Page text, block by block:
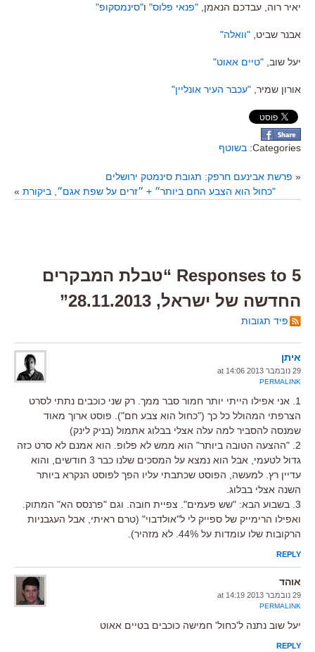
יאיר רוה, עבדכם הנאמן, "פנאי פלוס" ו"סינמסקופ"
אבנר שביט, "וואלה"
יעל שוב, "טיים אאוט"
אורון שמיר, "עכבר העיר אונליין"
Categories: בשוטף
« פרשת אבינעם חרפק: תגובת סינמטק ירושלים
"כחול הוא הצבע החם ביותר״ + ״זרים על שפת אגם״, ביקורת »
5 Responses to “טבלת המבקרים
החדשה של ישראל, 28.11.2013”
פיד תגובות
איתן
29 נובמבר 2013 at 14:06
PERMALINK
1. אני אפילו הייתי יותר חמור סבר ממך. רק שני כוכבים נתתי לסרט
הצרפתי המהולל כל כך ("כחול הוא צבע חם"). פוסט ארוך מאוד
שמנסה להסביר למה עלה אצלי בבלוג אתמול (בניק לינק)
2. "ההצעה הטובה ביותר" הוא ממש לא פלופ. הוא אמנם לא סרט כזה
גדול לטעמי, אבל הוא נמצא על המסכים שלנו כבר 3 חודשים, והוא
עדיין רץ. למעשה, הפוסט שכתבתי עליו הפך לפוסט הנקרא ביותר
השנה אצלי בבלוג.
3. בשבוע הבא: "שש פעמים". צפיית חובה. וגם "פרנסס הא" המתוק.
ואפילו הרימייק של ספייק לי ל"אולדבוי" (טרם ראיתי, אבל העגבניות
הרקובות שלו עומדות על 44%. לא מזהיר).
REPLY
אוהד
29 נובמבר 2013 at 14:19
PERMALINK
יעל שוב נתנה ל'כחול' חמישה כוכבים בטיים אאוט
REPLY